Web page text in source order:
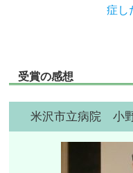
症し
受賞の感想
米沢市立病院 小